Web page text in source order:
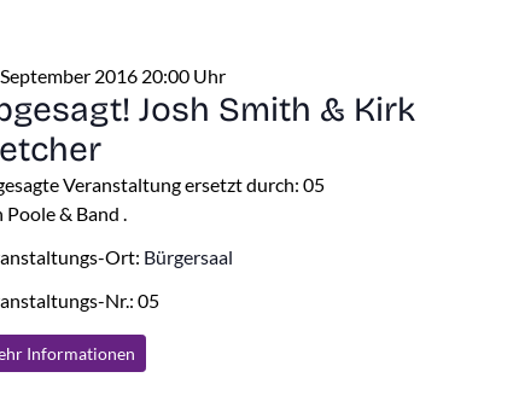
2016 20:00 Uhr
Josh Smith & Kirk
Veranstaltung ersetzt durch: 05
Poole & Band .
Ort: Bürgersaal
Nr.: 05
Informationen